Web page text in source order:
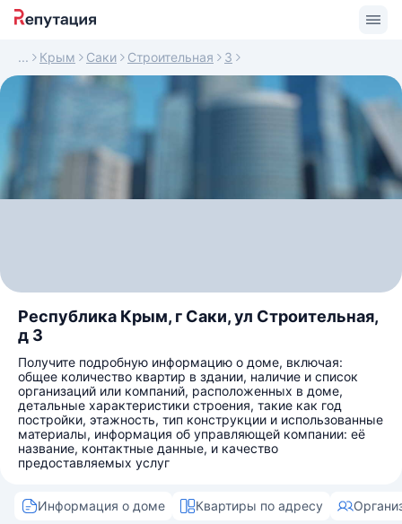
Крым Саки Строительная 3
Республика Крым, г Саки, ул Строительная,
д 3
Получите подробную информацию о доме, включая:
общее количество квартир в здании, наличие и список
организаций или компаний, расположенных в доме,
детальные характеристики строения, такие как год
постройки, этажность, тип конструкции и использованные
материалы, информация об управляющей компании: её
название, контактные данные, и качество
предоставляемых услуг
Информация о доме Квартиры по адресу